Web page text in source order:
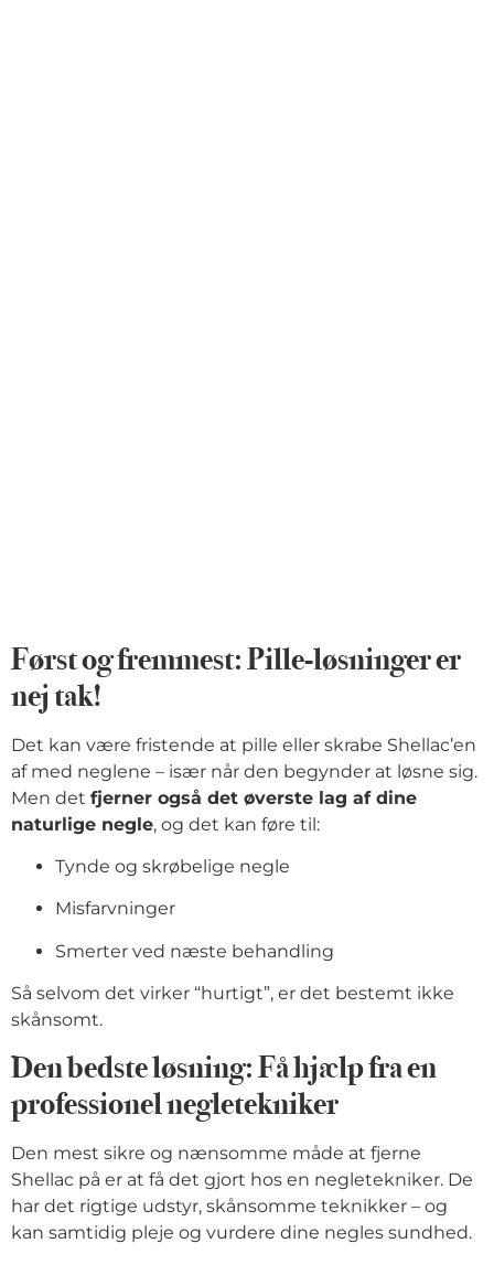
Først og fremmest: Pille-løsninger er
nej tak!
Det kan være fristende at pille eller skrabe Shellac’en
af med neglene – især når den begynder at løsne sig.
Men det fjerner også det øverste lag af dine
naturlige negle, og det kan føre til:
Tynde og skrøbelige negle
Misfarvninger
Smerter ved næste behandling
Så selvom det virker “hurtigt”, er det bestemt ikke
skånsomt.
Den bedste løsning: Få hjælp fra en
professionel negletekniker
Den mest sikre og nænsomme måde at fjerne
Shellac på er at få det gjort hos en negletekniker. De
har det rigtige udstyr, skånsomme teknikker – og
kan samtidig pleje og vurdere dine negles sundhed.